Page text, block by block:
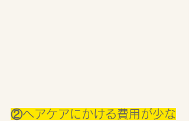
②へアケアにかける費用が少な